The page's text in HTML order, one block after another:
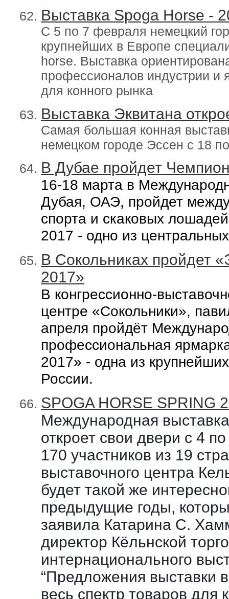
Выставка Spoga Horse -
C 5 по 7 февраля немецкий
крупнейших в Европе
horse. Выставка
профессионалов индустрии
для конного рынка
Выставка Эквитана
Самая большая конная
немецком городе Эссен с 18
В Дубае пройдет
16-18 марта в
Дубая, ОАЭ, пройдет
спорта и скаковых
2017 - одно из
В Сокольниках пройдет
2017»
В конгрессионно-
центре «Сокольники»,
апреля пройдёт
профессиональная
2017» - одна из
России.
SPOGA HORSE SPRING
Международная
откроет свои двери с 4
170 участников из 19
выставочного центра
будет такой же
предыдущие годы,
заявила Катарина C.
директор Кёльнской
интернационального
“Предложения выставки
весь спектр товаров для